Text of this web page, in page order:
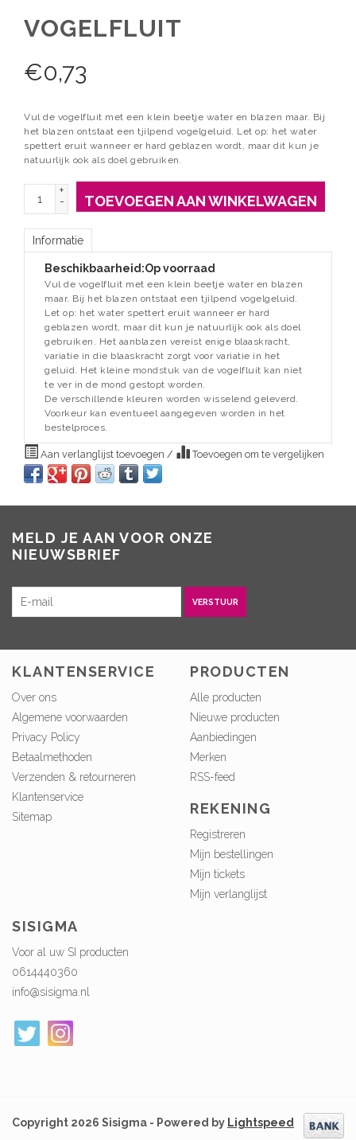
VOGELFLUIT
€0,73
Vul de vogelfluit met een klein beetje water en blazen maar. Bij
het blazen ontstaat een tjilpend vogelgeluid. Let op: het water
spettert eruit wanneer er hard geblazen wordt, maar dit kun je
natuurlijk ook als doel gebruiken.
+
-
TOEVOEGEN AAN WINKELWAGEN
Informatie
Beschikbaarheid:Op voorraad
Vul de vogelfluit met een klein beetje water en blazen
maar. Bij het blazen ontstaat een tjilpend vogelgeluid.
Let op: het water spettert eruit wanneer er hard
geblazen wordt, maar dit kun je natuurlijk ook als doel
gebruiken. Het aanblazen vereist enige blaaskracht,
variatie in die blaaskracht zorgt voor variatie in het
geluid. Het kleine mondstuk van de vogelfluit kan niet
te ver in de mond gestopt worden.
De verschillende kleuren worden wisselend geleverd.
Voorkeur kan eventueel aangegeven worden in het
bestelproces.
Aan verlanglijst toevoegen / Toevoegen om te vergelijken
MELD JE AAN VOOR ONZE
NIEUWSBRIEF
VERSTUUR
KLANTENSERVICE
Over ons
Algemene voorwaarden
Privacy Policy
Betaalmethoden
Verzenden & retourneren
Klantenservice
Sitemap
PRODUCTEN
Alle producten
Nieuwe producten
Aanbiedingen
Merken
RSS-feed
REKENING
Registreren
Mijn bestellingen
Mijn tickets
Mijn verlanglijst
SISIGMA
Voor al uw SI producten
0614440360
info@sisigma.nl
Copyright 2026 Sisigma - Powered by Lightspeed